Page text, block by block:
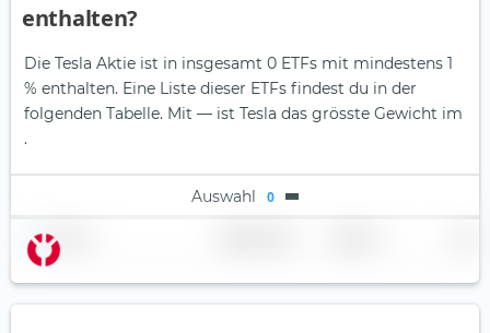
enthalten?
Die Tesla Aktie ist in insgesamt 0 ETFs mit mindestens 1
% enthalten. Eine Liste dieser ETFs findest du in der
folgenden Tabelle. Mit — ist Tesla das grösste Gewicht im
.
Auswahl 0
Name